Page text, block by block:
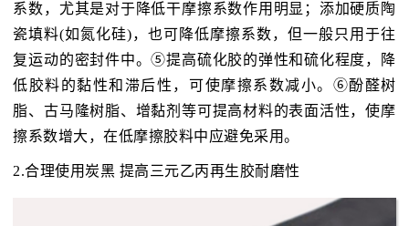
系数，尤其是对于降低干摩擦系数作用明显；添加硬质陶
瓷填料(如氮化硅)，也可降低摩擦系数，但一般只用于往
复运动的密封件中。⑤提高硫化胶的弹性和硫化程度，降
低胶料的黏性和滞后性，可使摩擦系数减小。⑥酚醛树
脂、古马隆树脂、增黏剂等可提高材料的表面活性，使摩
擦系数增大，在低摩擦胶料中应避免采用。
2.合理使用炭黑 提高三元乙丙再生胶耐磨性